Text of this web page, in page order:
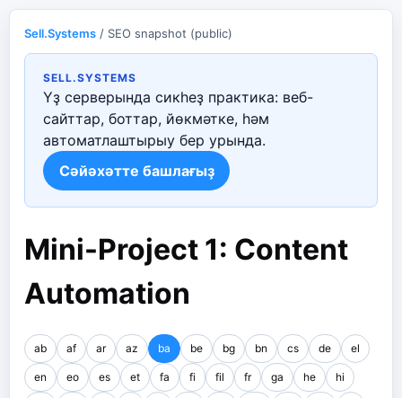
Sell.Systems / SEO snapshot (public)
SELL.SYSTEMS
Үҙ серверында сикһеҙ практика: веб-
сайттар, боттар, йөкмәтке, һәм
автоматлаштырыу бер урында.
Сәйәхәтте башлағыҙ
Mini-Project 1: Content
Automation
ab af ar az ba be bg bn cs de el
en eo es et fa fi fil fr ga he hi